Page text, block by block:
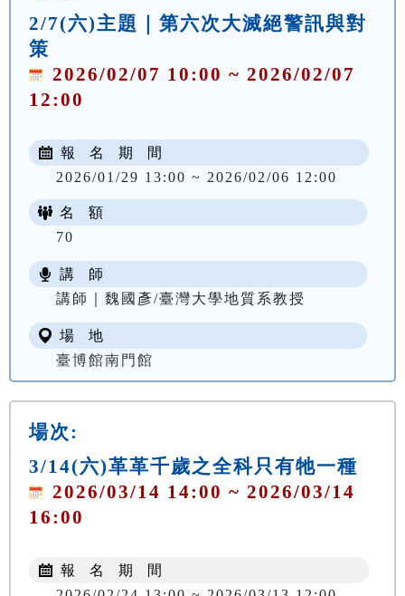
2/7(六)主題｜第六次大滅絕警訊與對
策
2026/02/07 10:00 ~ 2026/02/07
12:00
報 名 期 間
2026/01/29 13:00 ~ 2026/02/06 12:00
名 額
70
講 師
講師｜魏國彥/臺灣大學地質系教授
場 地
臺博館南門館
場次:
3/14(六)革革千歲之全科只有牠一種
2026/03/14 14:00 ~ 2026/03/14
16:00
報 名 期 間